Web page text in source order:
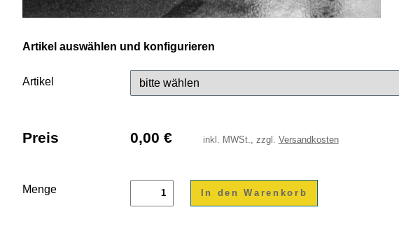
Artikel auswählen und konfigurieren
Artikel
Preis 0,00 € inkl. MWSt., zzgl. Versandkosten
Menge